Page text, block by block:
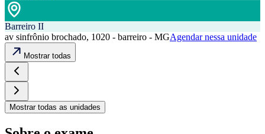
Barreiro II
av sinfrônio brochado, 1020 - barreiro - MGAgendar nessa unidade
Mostrar todas
Mostrar todas as unidades